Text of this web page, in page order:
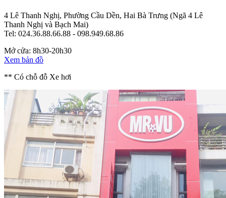
4 Lê Thanh Nghị, Phường Cầu Dền, Hai Bà Trưng (Ngã 4 Lê
Thanh Nghị và Bạch Mai)
Tel: 024.36.88.66.88 - 098.949.68.86
Mở cửa: 8h30-20h30
Xem bản đồ
** Có chỗ đỗ Xe hơi